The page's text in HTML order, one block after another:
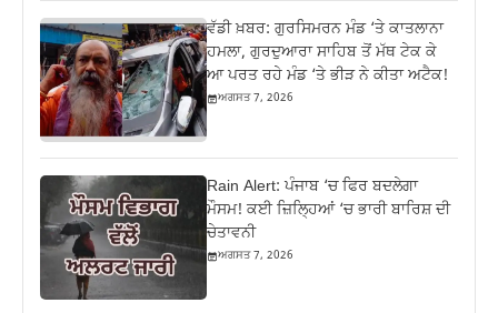
ਵੱਡੀ ਖ਼ਬਰ: ਗੁਰਸਿਮਰਨ ਮੰਡ ‘ਤੇ ਕਾਤਲਾਨਾ
ਹਮਲਾ, ਗੁਰਦੁਆਰਾ ਸਾਹਿਬ ਤੋਂ ਮੱਥ ਟੇਕ ਕੇ
ਆ ਪਰਤ ਰਹੇ ਮੰਡ ‘ਤੇ ਭੀੜ ਨੇ ਕੀਤਾ ਅਟੈਕ!
ਅਗਸਤ 7, 2026
Rain Alert: ਪੰਜਾਬ ‘ਚ ਫਿਰ ਬਦਲੇਗਾ
ਮੌਸਮ! ਕਈ ਜ਼ਿਲ੍ਹਿਆਂ ‘ਚ ਭਾਰੀ ਬਾਰਿਸ਼ ਦੀ
ਚੇਤਾਵਨੀ
ਅਗਸਤ 7, 2026